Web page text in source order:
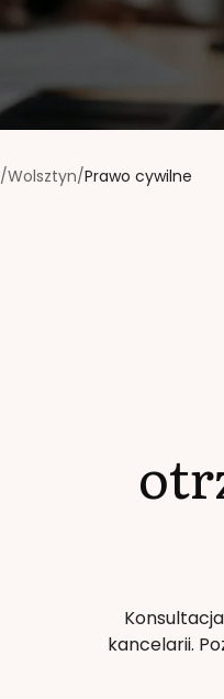
/Wolsztyn/Prawo cywilne
kancelarii.